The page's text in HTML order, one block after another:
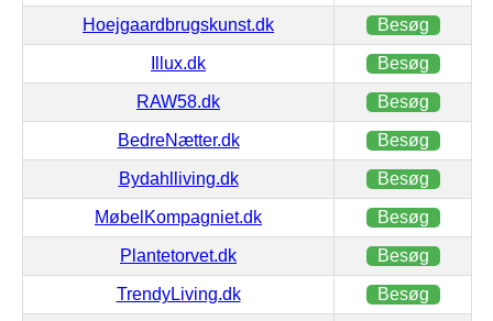
Hoejgaardbrugskunst.dk Besøg
Illux.dk Besøg
RAW58.dk Besøg
BedreNætter.dk Besøg
Bydahlliving.dk Besøg
MøbelKompagniet.dk Besøg
Plantetorvet.dk Besøg
TrendyLiving.dk Besøg